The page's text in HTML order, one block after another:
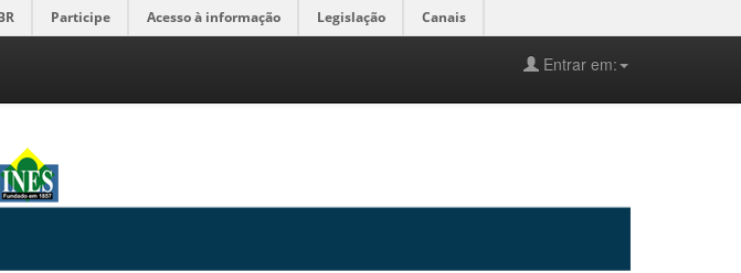
Participe Acesso à informação Legislação Canais
Entrar em: